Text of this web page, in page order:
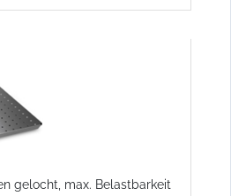
gelocht, max. Belastbarkeit